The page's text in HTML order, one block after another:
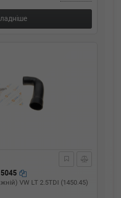
VW LT 2.5TDI (1450.45)